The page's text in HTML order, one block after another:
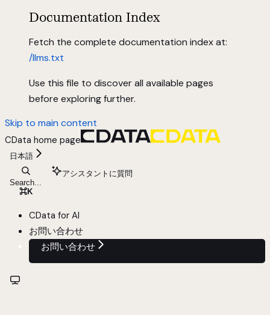
Documentation Index
Fetch the complete documentation index at:
/llms.txt
Use this file to discover all available pages
before exploring further.
Skip to main content
CData home page
日本語
Search...
⌘K
アシスタントに質問
CData for AI
お問い合わせ
お問い合わせ